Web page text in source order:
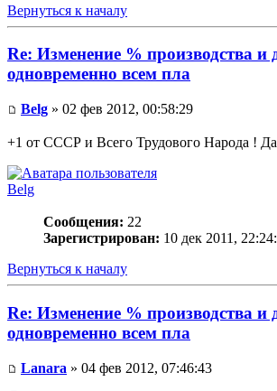
Вернуться к началу
Re: Изменение % производства и
одновременно всем пла
Belg » 02 фев 2012, 00:58:29
+1 от СССР и Всего Трудового Народа !
Belg
Сообщения: 22
Зарегистрирован: 10 дек 2011,
Вернуться к началу
Re: Изменение % производства и
одновременно всем пла
Lanara » 04 фев 2012, 07:46:43